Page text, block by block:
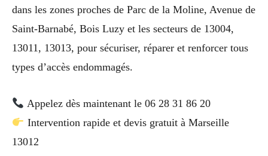
dans les zones proches de Parc de la Moline, Avenue de
Saint-Barnabé, Bois Luzy et les secteurs de 13004,
13011, 13013, pour sécuriser, réparer et renforcer tous
types d’accès endommagés.
Appelez dès maintenant le 06 28 31 86 20
Intervention rapide et devis gratuit à Marseille
13012